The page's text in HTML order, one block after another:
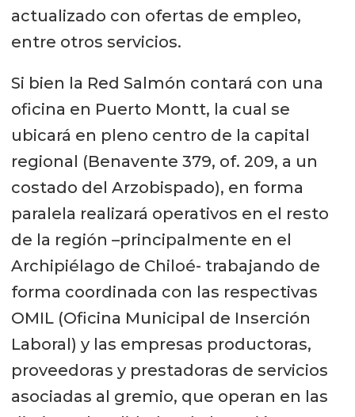
actualizado con ofertas de empleo,
entre otros servicios.
Si bien la Red Salmón contará con una
oficina en Puerto Montt, la cual se
ubicará en pleno centro de la capital
regional (Benavente 379, of. 209, a un
costado del Arzobispado), en forma
paralela realizará operativos en el resto
de la región –principalmente en el
Archipiélago de Chiloé- trabajando de
forma coordinada con las respectivas
OMIL (Oficina Municipal de Inserción
Laboral) y las empresas productoras,
proveedoras y prestadoras de servicios
asociadas al gremio, que operan en las